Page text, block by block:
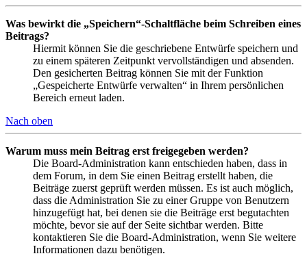
Was bewirkt die „Speichern“-Schaltfläche beim Schreiben eines
Beitrags?
Hiermit können Sie die geschriebene Entwürfe speichern und
zu einem späteren Zeitpunkt vervollständigen und absenden.
Den gesicherten Beitrag können Sie mit der Funktion
„Gespeicherte Entwürfe verwalten“ in Ihrem persönlichen
Bereich erneut laden.
Nach oben
Warum muss mein Beitrag erst freigegeben werden?
Die Board-Administration kann entschieden haben, dass in
dem Forum, in dem Sie einen Beitrag erstellt haben, die
Beiträge zuerst geprüft werden müssen. Es ist auch möglich,
dass die Administration Sie zu einer Gruppe von Benutzern
hinzugefügt hat, bei denen sie die Beiträge erst begutachten
möchte, bevor sie auf der Seite sichtbar werden. Bitte
kontaktieren Sie die Board-Administration, wenn Sie weitere
Informationen dazu benötigen.